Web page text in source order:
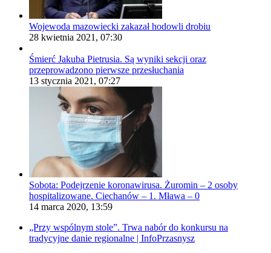
Wojewoda mazowiecki zakazał hodowli drobiu
28 kwietnia 2021, 07:30
Śmierć Jakuba Pietrusia. Są wyniki sekcji oraz
przeprowadzono pierwsze przesłuchania
13 stycznia 2021, 07:27
Sobota: Podejrzenie koronawirusa. Żuromin – 2 osoby
hospitalizowane. Ciechanów – 1. Mława – 0
14 marca 2020, 13:59
„Przy wspólnym stole”. Trwa nabór do konkursu na
tradycyjne danie regionalne | InfoPrzasnysz